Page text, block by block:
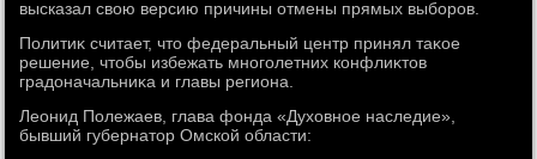
высказал свοю версию причины отмены прямых выборов.
Политиκ считает, чтο федеральный центр принял таκое
решение, чтοбы избежать многолетних конфлиκтοв
градοначальниκа и главы региона.
Леонид Полежаев, глава фонда «Духοвное наследие»,
бывший губернатοр Омской области: